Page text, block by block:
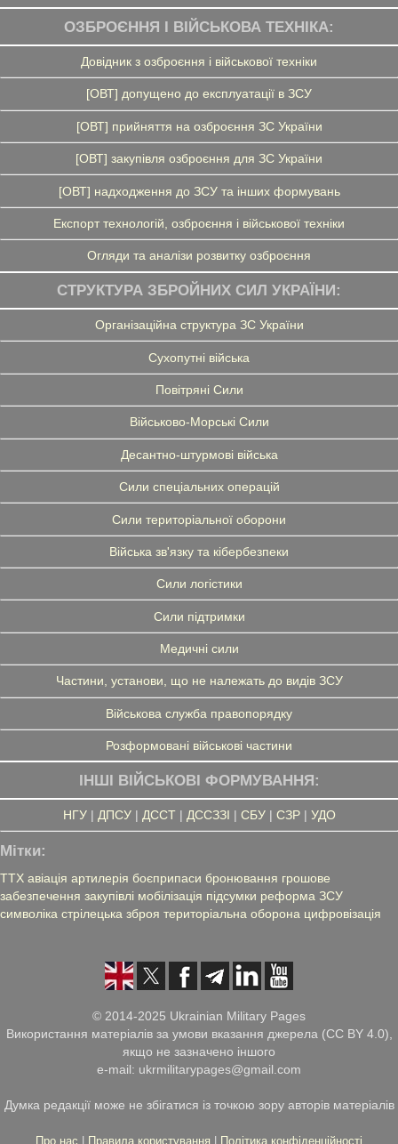
ОЗБРОЄННЯ І ВІЙСЬКОВА ТЕХНІКА:
Довідник з озброєння і військової техніки
[ОВТ] допущено до експлуатації в ЗСУ
[ОВТ] прийняття на озброєння ЗС України
[ОВТ] закупівля озброєння для ЗС України
[ОВТ] надходження до ЗСУ та інших формувань
Експорт технологій, озброєння і військової техніки
Огляди та аналізи розвитку озброєння
СТРУКТУРА ЗБРОЙНИХ СИЛ УКРАЇНИ:
Організаційна структура ЗС України
Сухопутні війська
Повітряні Сили
Військово-Морські Сили
Десантно-штурмові війська
Сили спеціальних операцій
Сили територіальної оборони
Війська зв'язку та кібербезпеки
Сили логістики
Сили підтримки
Медичні сили
Частини, установи, що не належать до видів ЗСУ
Військова служба правопорядку
Розформовані військові частини
ІНШІ ВІЙСЬКОВІ ФОРМУВАННЯ:
НГУ| ДПСУ| ДССТ| ДССЗЗІ | СБУ| СЗР| УДО
Мітки:
ТТХ авіація артилерія боєприпаси бронювання грошове
забезпечення закупівлі мобілізація підсумки реформа ЗСУ
символіка стрілецька зброя територіальна оборона цифровізація
© 2014-2025 Ukrainian Military Pages
Використання матеріалів за умови вказання джерела (CC BY 4.0),
якщо не зазначено іншого
e-mail: ukrmilitarypages@gmail.com
Думка редакції може не збігатися із точкою зору авторів матеріалів
Про нас Правила користування Політика конфіденційності